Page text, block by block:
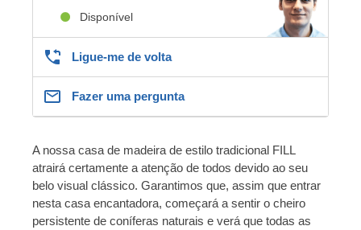
Disponível
Ligue-me de volta
Fazer uma pergunta
A nossa casa de madeira de estilo tradicional FILL
atrairá certamente a atenção de todos devido ao seu
belo visual clássico. Garantimos que, assim que entrar
nesta casa encantadora, começará a sentir o cheiro
persistente de coníferas naturais e verá que todas as